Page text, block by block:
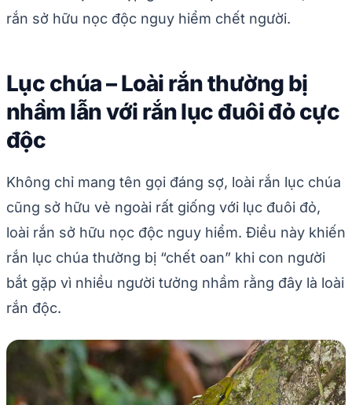
rắn sở hữu nọc độc nguy hiểm chết người.
Lục chúa – Loài rắn thường bị
nhầm lẫn với rắn lục đuôi đỏ cực
độc
Không chỉ mang tên gọi đáng sợ, loài rắn lục chúa
cũng sở hữu vẻ ngoài rất giống với lục đuôi đỏ,
loài rắn sở hữu nọc độc nguy hiểm. Điều này khiến
rắn lục chúa thường bị “chết oan” khi con người
bắt gặp vì nhiều người tưởng nhầm rằng đây là loài
rắn độc.